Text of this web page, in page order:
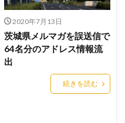
ダークウェブ
ト市場
ダイレクトメール
ク
チャットワーク
フォレンジック
2020年7月13日
茨城県メルマガを誤送信で
64名分のアドレス情報流
出
続きを読む